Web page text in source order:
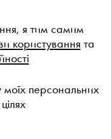
я тим самим
користування та
персональних